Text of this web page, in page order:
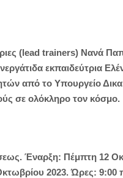
(lead trainers) Νανά
εκπαιδεύτρια
από το Υπουργείο
σε ολόκληρο τον κόσμο.
Έναρξη: Πέμπτη 12
2023. Ώρες: 9:00